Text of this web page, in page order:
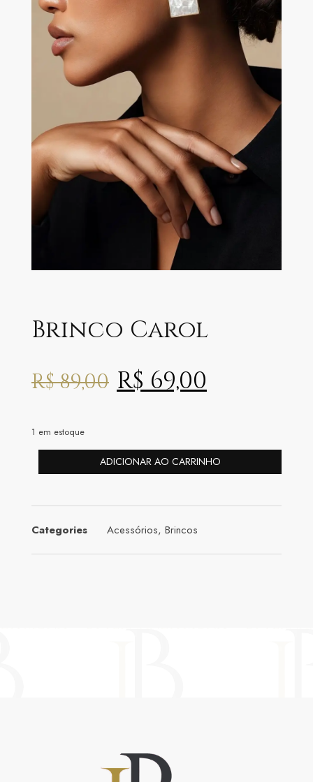
Brinco Carol
R$89,00 R$69,00
1 em estoque
ADICIONAR AO CARRINHO
Categories Acessórios, Brincos